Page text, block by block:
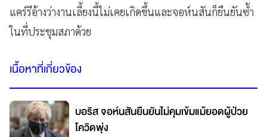
แคร์รีอ้างว่างานเลี้ยงนี้ไม่เคยเกิดขึ้นและจอห์นสันก็ยืนยันซ้ำ
ในที่ประชุมสภาด้วย
เนื้อหาที่เกี่ยวข้อง
บอริส จอห์นสันยืนยันไม่คุมเข้มแม้ยอดผู้ป่วย
โควิดพุ่ง